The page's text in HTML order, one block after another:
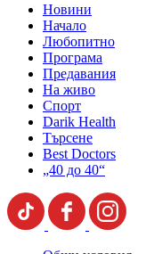
Новини
Начало
Любопитно
Програма
Предавания
На живо
Спорт
Darik Health
Търсене
Best Doctors
„40 до 40“